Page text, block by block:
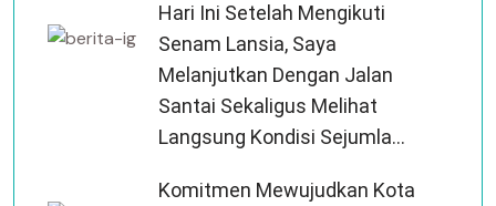
Hari Ini Setelah Mengikuti
Senam Lansia, Saya
Melanjutkan Dengan Jalan
Santai Sekaligus Melihat
Langsung Kondisi Sejumla...
Komitmen Mewujudkan Kota